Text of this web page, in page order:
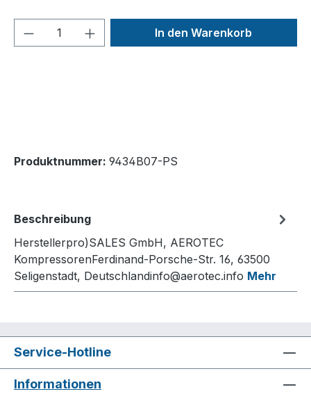
Produkt Anzahl: Gib denIn den Warenkorb
Produktnummer: 9434B07-PS
Beschreibung
Herstellerpro)SALES GmbH, AEROTEC
KompressorenFerdinand-Porsche-Str. 16, 63500
Seligenstadt, Deutschlandinfo@aerotec.info Mehr
Service-Hotline
Informationen